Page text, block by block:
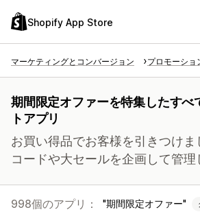
Shopify App Store
マーケティングとコンバージョン プロモーショ
期間限定オファーを特集したすべ
トアプリ
お買い得品でお客様を引きつけ
コードや大セールを企画して管理
998個のアプリ： 期間限定オファー